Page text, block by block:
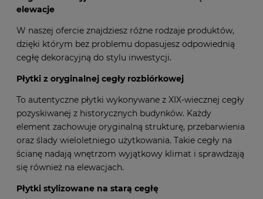
Cegła dekoracyjna – szeroka oferta do wnętrz i na
elewacje
W naszej ofercie znajdziesz różne rodzaje produktów,
dzięki którym bez problemu dopasujesz odpowiednią
cegłę dekoracyjną do stylu inwestycji.
Płytki z oryginalnej cegły rozbiórkowej
To autentyczne płytki wykonywane z XIX-wiecznej cegły
pozyskiwanej z historycznych budynków. Każdy
element zachowuje oryginalną strukturę, przebarwienia
oraz ślady wieloletniego użytkowania. Takie cegły na
ścianę nadają wnętrzom wyjątkowy klimat i sprawdzają
się również na elewacjach.